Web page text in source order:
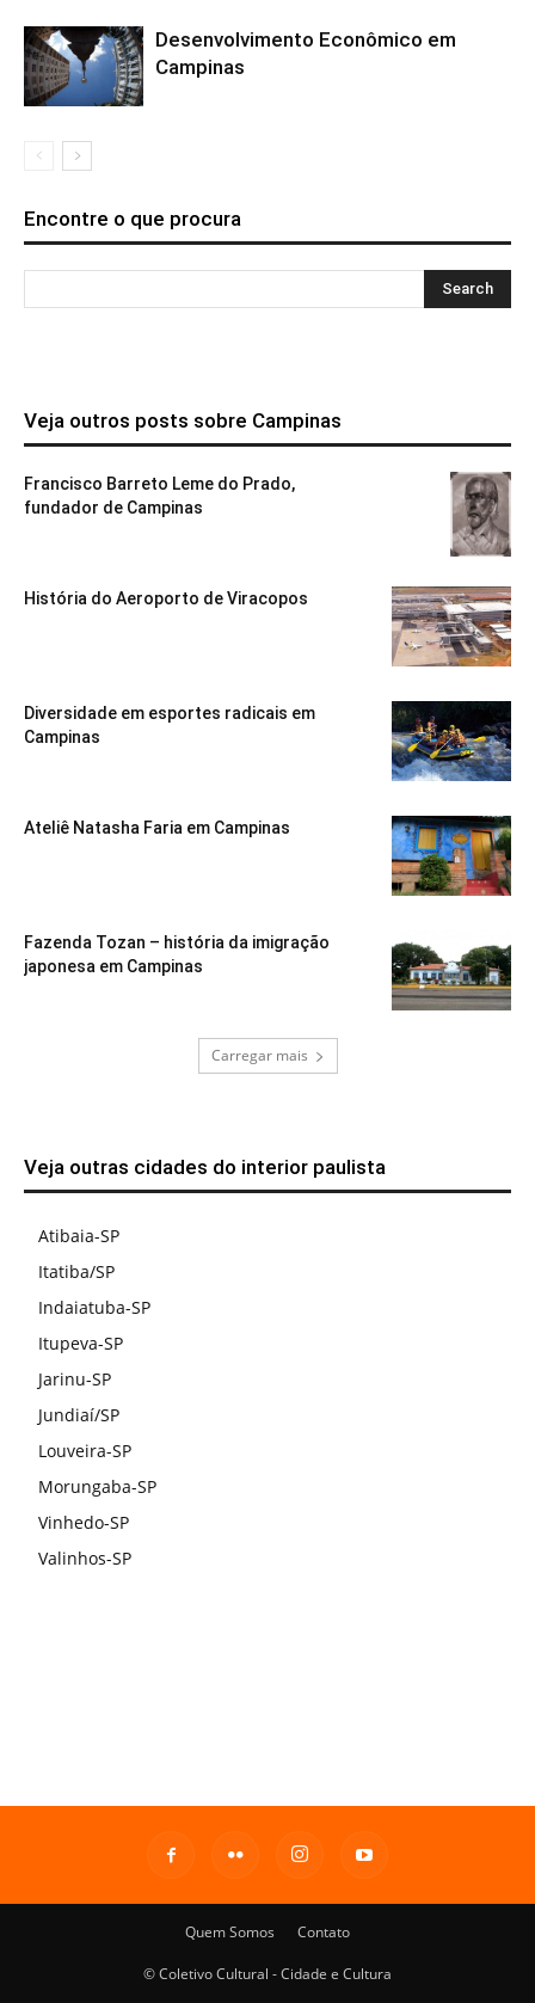
Desenvolvimento Econômico em
Campinas
Encontre o que procura
Veja outros posts sobre Campinas
Francisco Barreto Leme do Prado,
fundador de Campinas
História do Aeroporto de Viracopos
Diversidade em esportes radicais em
Campinas
Ateliê Natasha Faria em Campinas
Fazenda Tozan – história da imigração
japonesa em Campinas
Carregar mais
Veja outras cidades do interior paulista
Atibaia-SP
Itatiba/SP
Indaiatuba-SP
Itupeva-SP
Jarinu-SP
Jundiaí/SP
Louveira-SP
Morungaba-SP
Vinhedo-SP
Valinhos-SP
Quem Somos Contato
© Coletivo Cultural - Cidade e Cultura